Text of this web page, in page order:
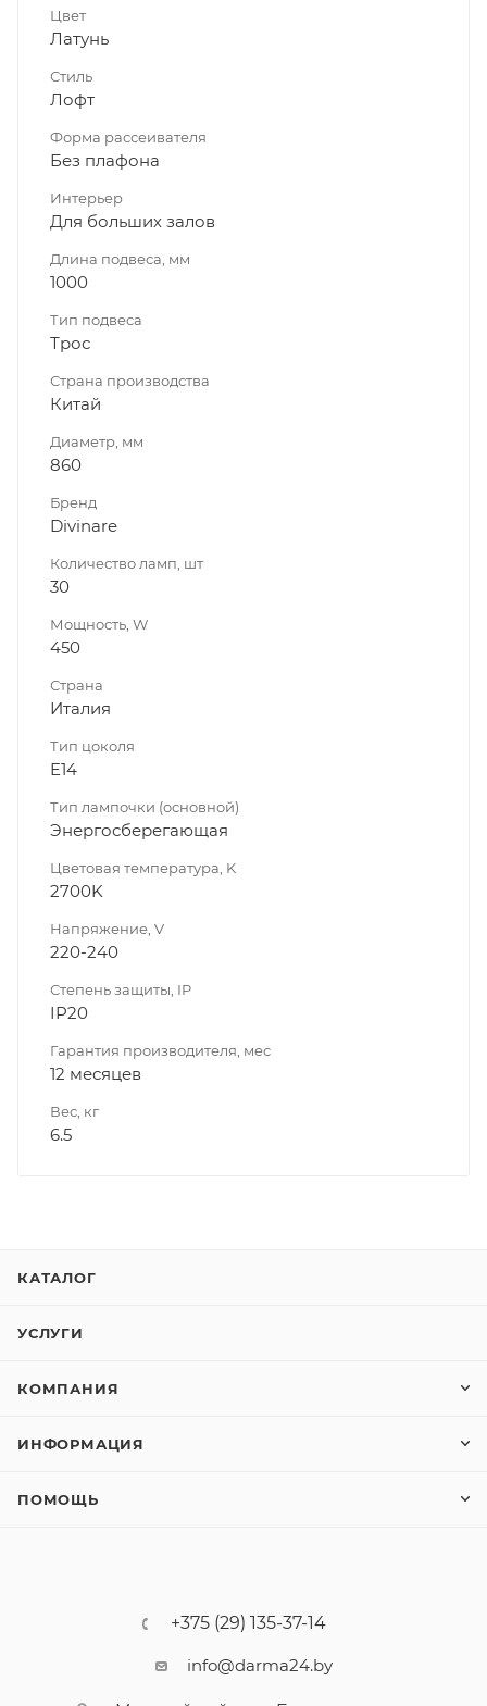
Цвет
Латунь
Стиль
Лофт
Форма рассеивателя
Без плафона
Интерьер
Для больших залов
Длина подвеса, мм
1000
Тип подвеса
Трос
Страна производства
Китай
Диаметр, мм
860
Бренд
Divinare
Количество ламп, шт
30
Мощность, W
450
Страна
Италия
Тип цоколя
E14
Тип лампочки (основной)
Энергосберегающая
Цветовая температура, K
2700K
Напряжение, V
220-240
Степень защиты, IP
IP20
Гарантия производителя, мес
12 месяцев
Вес, кг
6.5
КАТАЛОГ
УСЛУГИ
КОМПАНИЯ
ИНФОРМАЦИЯ
ПОМОЩЬ
+375 (29) 135-37-14
info@darma24.by